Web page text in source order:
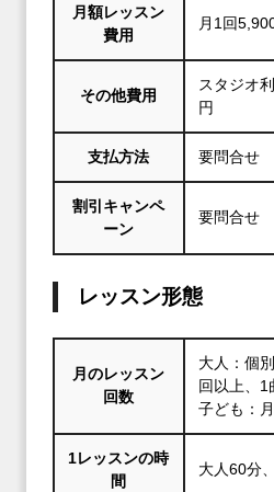
月額レッスン
費用
月1回
その他費用
スタジオ
円
支払方法 要問合せ
割引キャンペ
ーン
要問合せ
レッスン形態
月のレッスン
回数
大人：個
回以上、1
子ども：
1レッスンの時
間
大人60分